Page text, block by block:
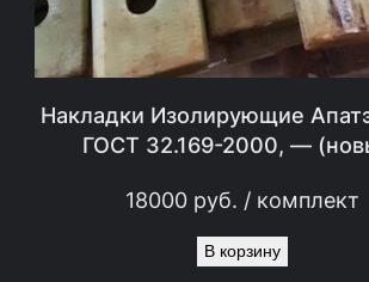
Накладки Изолирующие
ГОСТ 32.169-2000, —
18000 руб. / комплект
В корзину